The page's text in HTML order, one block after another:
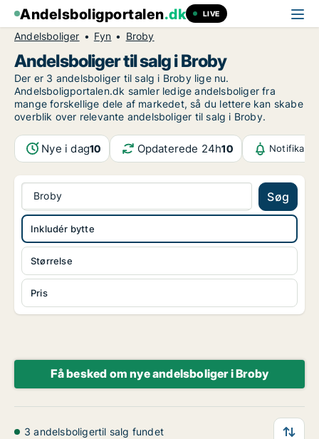
Andelsboligportalen.dk LIVE
Andelsboliger Fyn Broby
Andelsboliger til salg i Broby
Der er 3 andelsboliger til salg i Broby lige nu.
Andelsboligportalen.dk samler ledige andelsboliger fra
mange forskellige dele af markedet, så du lettere kan skabe
overblik over relevante andelsboliger til salg i Broby.
Nye i dag10 Opdaterede 24h10
Broby Søg
Størrelse
Pris
Inkludér bytte
Få besked om nye andelsboliger i Broby
3 andelsboligertil salg fundet